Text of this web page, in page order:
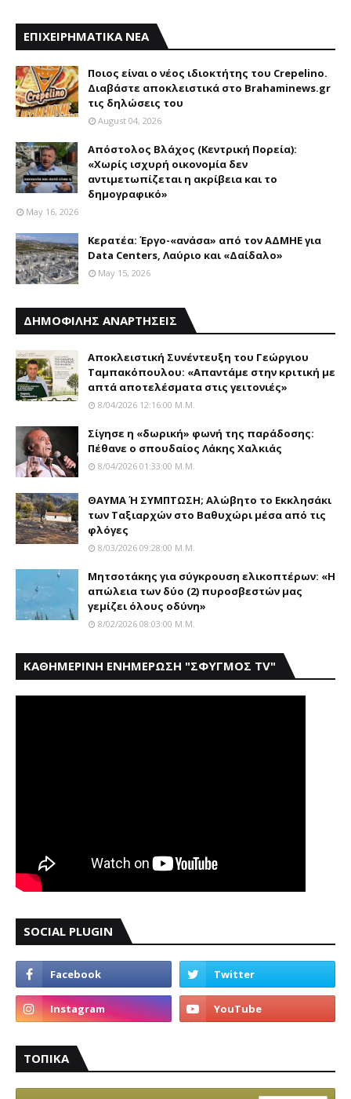
ΕΠΙΧΕΙΡΗΜΑΤΙΚΑ ΝΕΑ
Ποιος είναι ο νέος ιδιοκτήτης του Crepelino.
Διαβάστε αποκλειστικά στο Brahaminews.gr
τις δηλώσεις του
August 04, 2026
Απόστολος Βλάχος (Κεντρική Πορεία):
«Χωρίς ισχυρή οικονομία δεν
αντιμετωπίζεται η ακρίβεια και το
δημογραφικό»
May 16, 2026
Κερατέα: Έργο-«ανάσα» από τον ΑΔΜΗΕ για
Data Centers, Λαύριο και «Δαίδαλο»
May 15, 2026
ΔΗΜΟΦΙΛΗΣ ΑΝΑΡΤΗΣΕΙΣ
Αποκλειστική Συνέντευξη του Γεώργιου
Ταμπακόπουλου: «Απαντάμε στην κριτική με
απτά αποτελέσματα στις γειτονιές»
8/04/2026 12:16:00 Μ.μ.
Σίγησε η «δωρική» φωνή της παράδοσης:
Πέθανε o σπουδαίος Λάκης Xαλκιάς
8/04/2026 01:33:00 Μ.μ.
ΘΑΥΜΑ Ή ΣΥΜΠΤΩΣΗ; Aλώβητο το Eκκλησάκι
των Tαξιαρχών στο Bαθυχώρι μέσα από τις
φλόγες
8/03/2026 09:28:00 Μ.μ.
Μητσοτάκης για σύγκρουση ελικοπτέρων: «Η
απώλεια των δύο (2) πυροσβεστών μας
γεμίζει όλους οδύνη»
8/02/2026 08:03:00 Μ.μ.
ΚΑΘΗΜΕΡΙΝΗ ΕΝΗΜΕΡΩΣΗ "ΣΦΥΓΜΟΣ TV"
SOCIAL PLUGIN
ΤΟΠΙΚΑ